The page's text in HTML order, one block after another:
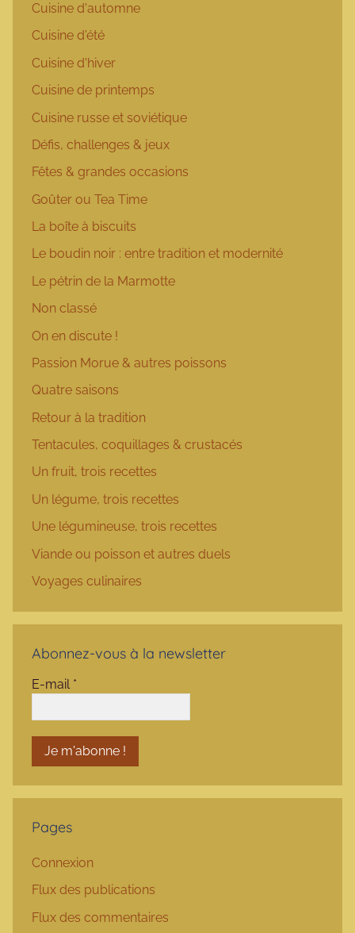
Cuisine d'automne
Cuisine d'été
Cuisine d'hiver
Cuisine de printemps
Cuisine russe et soviétique
Défis, challenges & jeux
Fêtes & grandes occasions
Goûter ou Tea Time
La boîte à biscuits
Le boudin noir : entre tradition et modernité
Le pétrin de la Marmotte
Non classé
On en discute !
Passion Morue & autres poissons
Quatre saisons
Retour à la tradition
Tentacules, coquillages & crustacés
Un fruit, trois recettes
Un légume, trois recettes
Une légumineuse, trois recettes
Viande ou poisson et autres duels
Voyages culinaires
Abonnez-vous à la newsletter
E-mail *
Pages
Connexion
Flux des publications
Flux des commentaires